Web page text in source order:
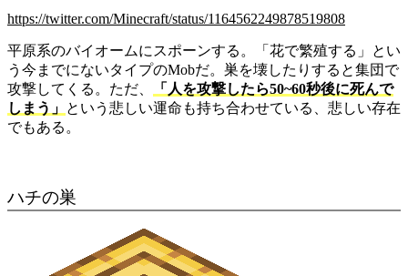
https://twitter.com/Minecraft/status/1164562249878519808
平原系のバイオームにスポーンする。「花で繁殖する」とい
う今までにないタイプのMobだ。巣を壊したりすると集団で
攻撃してくる。ただ、
「人を攻撃したら50~60秒後に死んで
しまう」 という悲しい運命も持ち合わせている、悲しい存在
でもある。
ハチの巣